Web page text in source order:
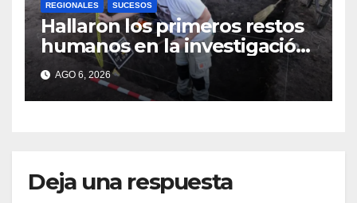
REGIONALES SUCESOS
Hallaron los primeros restos
humanos en la investigación
por la Masacre Indígena de
San Antonio de Obligado
AGO 6, 2026
Deja una respuesta